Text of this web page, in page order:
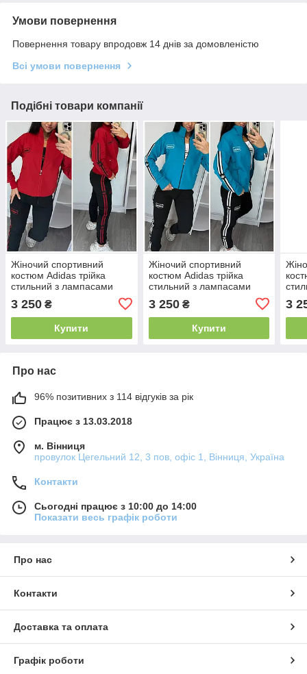
Умови повернення
Повернення товару впродовж 14 днів за домовленістю
Всі умови повернення
Подібні товари компанії
Жіночий спортивний
костюм Adidas трійка
стильний з лампасами
трикотаж Туреччина)
3 250 ₴
Купити
Жіночий спортивний
костюм Adidas трійка
стильний з лампасами
бірюза (Адідас трикотаж
Туреччина)
3 250₴
Купити
3
Про нас
96% позитивних з 114 відгуків за рік
Працює з 13.03.2018
м. Вінниця
провулок Цегельний 12, 3 пов, офіс 1, Вінниця, Україна
Контакти
Сьогодні працює з 10:00 до 14:00
Показати весь графік роботи
Про нас
Контакти
Доставка та оплата
Графік роботи